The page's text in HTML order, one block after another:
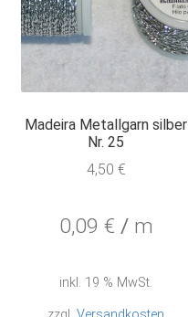
Madeira Metallgarn silber
Nr. 25
4,50 €
0,09 € / m
inkl. 19 % MwSt.